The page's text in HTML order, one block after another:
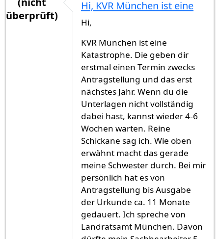
überprüft)
Hi, KVR München ist eine
Hi,
KVR München ist eine
Katastrophe. Die geben dir
erstmal einen Termin zwecks
Antragstellung und das erst
nächstes Jahr. Wenn du die
Unterlagen nicht vollständig
dabei hast, kannst wieder 4-6
Wochen warten. Reine
Schickane sag ich. Wie oben
erwähnt macht das gerade
meine Schwester durch. Bei mir
persönlich hat es von
Antragstellung bis Ausgabe
der Urkunde ca. 11 Monate
gedauert. Ich spreche von
Landratsamt München. Davon